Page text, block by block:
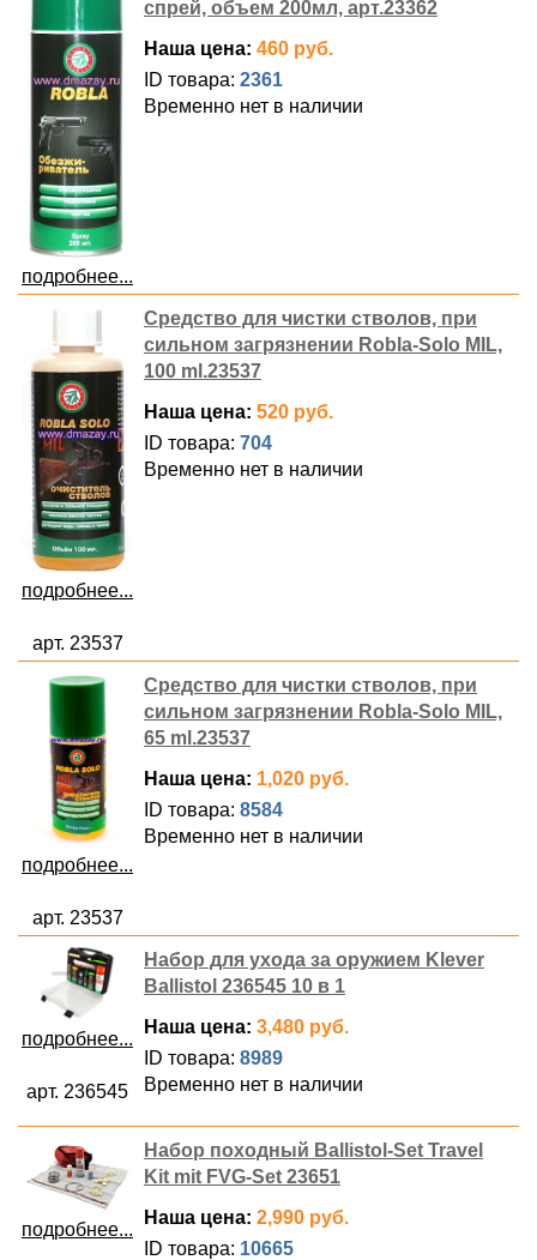
подробнее...
спрей, объем 200мл, арт.23362
Наша цена: 460 руб.
ID товара: 2361
Временно нет в наличии
подробнее...
арт. 23537
Средство для чистки стволов, при
сильном загрязнении Robla-Solo MIL,
100 ml.23537
Наша цена: 520 руб.
ID товара: 704
Временно нет в наличии
подробнее...
арт. 23537
Средство для чистки стволов, при
сильном загрязнении Robla-Solo MIL,
65 ml.23537
Наша цена: 1,020 руб.
ID товара: 8584
Временно нет в наличии
подробнее...
арт. 236545
Набор для ухода за оружием Klever
Ballistol 236545 10 в 1
Наша цена: 3,480 руб.
ID товара: 8989
Временно нет в наличии
подробнее...
Набор походный Ballistol-Set Travel
Kit mit FVG-Set 23651
Наша цена: 2,990 руб.
ID товара: 10665